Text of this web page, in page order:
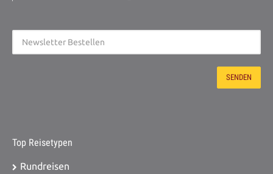
Top Reisetypen
Rundreisen